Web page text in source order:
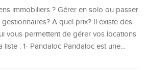
immobiliers ? Gérer en solo ou passer
A quel prix? Il existe des
vous permettent de gérer vos locations
liste : 1- Pandaloc Pandaloc est une…